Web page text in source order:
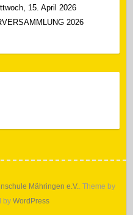
15. April 2026
2026
Mähringen e.V.. Theme by
by WordPress